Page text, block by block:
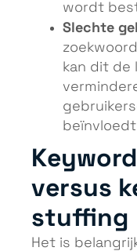
wordt
Slechte
kan dit de
versus
stuffing
Het is